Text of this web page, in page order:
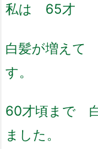
私は 65才
白髪が増えて
す。
60才頃まで
ました。